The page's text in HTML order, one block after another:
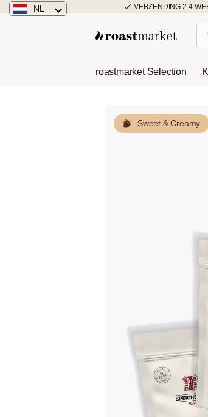
VERZENDING 2-4
NL
Österreich
roastmarket Selection
Sweet & Creamy